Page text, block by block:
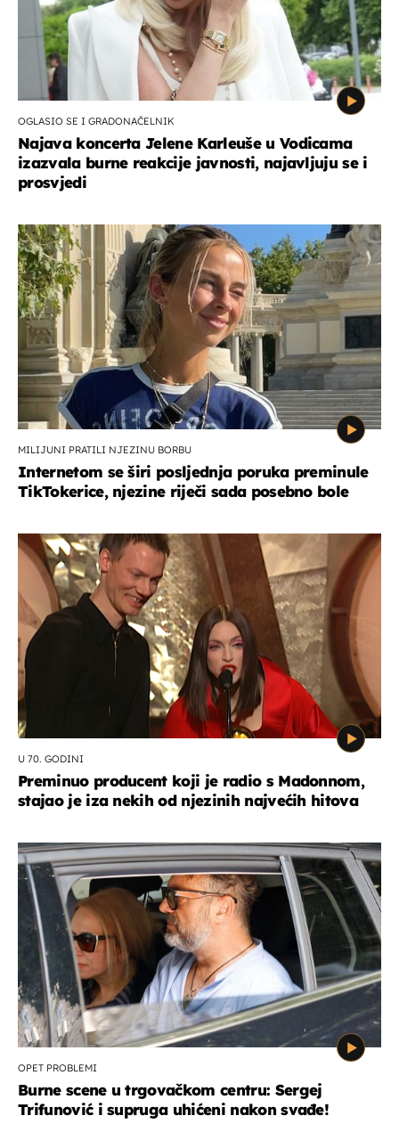
OGLASIO SE I GRADONAČELNIK
Najava koncerta Jelene Karleuše u Vodicama
izazvala burne reakcije javnosti, najavljuju se i
prosvjedi
MILIJUNI PRATILI NJEZINU BORBU
Internetom se širi posljednja poruka preminule
TikTokerice, njezine riječi sada posebno bole
U 70. GODINI
Preminuo producent koji je radio s Madonnom,
stajao je iza nekih od njezinih najvećih hitova
OPET PROBLEMI
Burne scene u trgovačkom centru: Sergej
Trifunović i supruga uhićeni nakon svađe!